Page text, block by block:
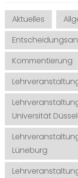
Aktuelles
Kommentierung
Universität
Lüneburg